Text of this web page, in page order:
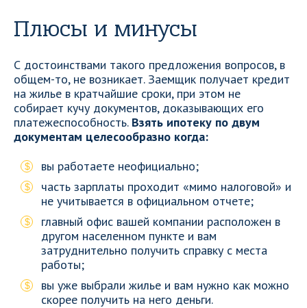
Плюсы и минусы
С достоинствами такого предложения вопросов, в
общем-то, не возникает. Заемщик получает кредит
на жилье в кратчайшие сроки, при этом не
собирает кучу документов, доказывающих его
платежеспособность. Взять ипотеку по двум
документам целесообразно когда:
вы работаете неофициально;
часть зарплаты проходит «мимо налоговой» и
не учитывается в официальном отчете;
главный офис вашей компании расположен в
другом населенном пункте и вам
затруднительно получить справку с места
работы;
вы уже выбрали жилье и вам нужно как можно
скорее получить на него деньги.